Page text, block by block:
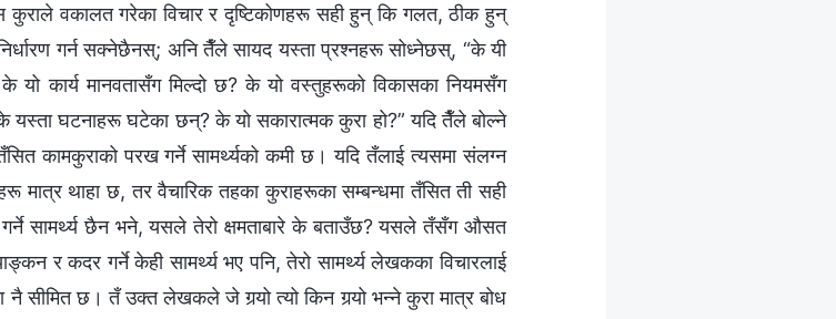
कुराले वकालत गरेका विचार र दृष्टिकोणहरू सही हुन् कि गलत, ठीक हुन्
गर्न सक्नेछैनस्; अनि तैँले सायद यस्ता प्रश्नहरू सोध्नेछस्, “के यी
यो कार्य मानवतासँग मिल्दो छ? के यो वस्तुहरूको विकासका नियमसँग
यस्ता घटनाहरू घटेका छन्? के यो सकारात्मक कुरा हो?” यदि तैँले बोल्ने
कामकुराको परख गर्ने सामर्थ्यको कमी छ। यदि तँलाई त्यसमा संलग्न
मात्र थाहा छ, तर वैचारिक तहका कुराहरूका सम्बन्धमा तँसित ती सही
सामर्थ्य छैन भने, यसले तेरो क्षमताबारे के बताउँछ? यसले तँसँग औसत
र कदर गर्ने केही सामर्थ्य भए पनि, तेरो सामर्थ्य लेखकका विचारलाई
नै सीमित छ। तँ उक्त लेखकले जे गर्‍यो त्यो किन गर्‍यो भन्‍ने कुरा मात्र बोध